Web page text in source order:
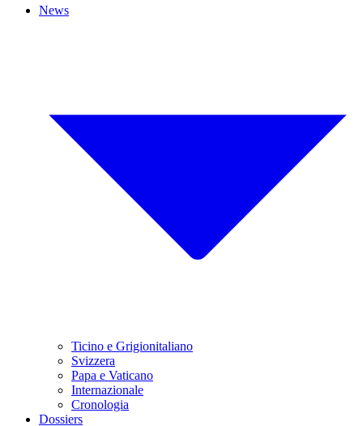
News
Ticino e Grigionitaliano
Svizzera
Papa e Vaticano
Internazionale
Cronologia
Dossiers